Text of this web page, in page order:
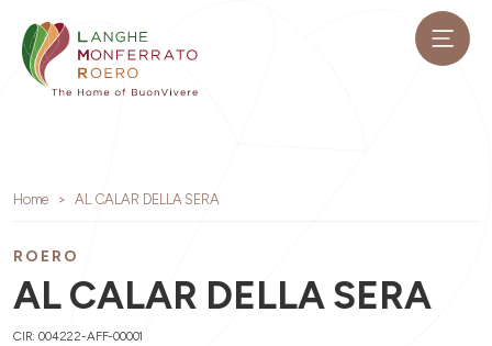
Home AL CALAR DELLA SERA
ROERO
AL CALAR DELLA SERA
CIR: 004222-AFF-00001